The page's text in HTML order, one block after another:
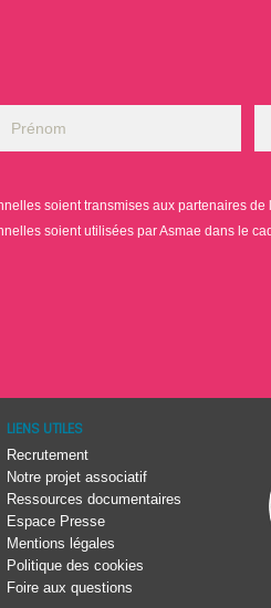
soient transmises aux partenaires de
soient utilisées par Asmae dans le
LIENS UTILES
Recrutement
Notre projet associatif
Ressources documentaires
Espace Presse
Mentions légales
Politique des cookies
Foire aux questions